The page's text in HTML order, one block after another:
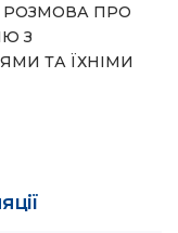
РОЗМОВА ПРО
З
ТА ЇХНІМИ